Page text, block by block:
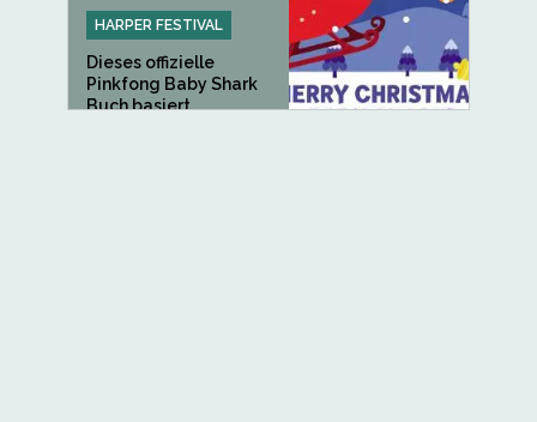
HARPER FESTIVAL
Dieses offizielle
Pinkfong Baby Shark
Buch basiert...